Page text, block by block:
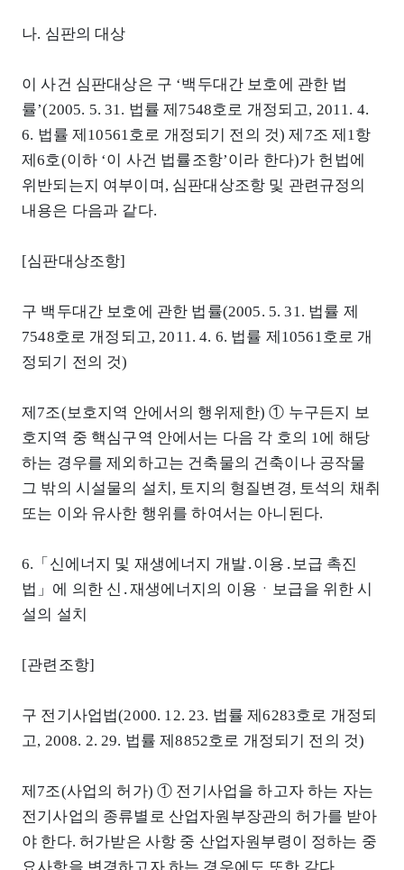
나. 심판의 대상
이 사건 심판대상은 구 ‘백두대간 보호에 관한 법
률’(2005. 5. 31. 법률 제7548호로 개정되고, 2011. 4.
6. 법률 제10561호로 개정되기 전의 것) 제7조 제1항
제6호(이하 ‘이 사건 법률조항’이라 한다)가 헌법에
위반되는지 여부이며, 심판대상조항 및 관련규정의
내용은 다음과 같다.
[심판대상조항]
구 백두대간 보호에 관한 법률(2005. 5. 31. 법률 제
7548호로 개정되고, 2011. 4. 6. 법률 제10561호로 개
정되기 전의 것)
제7조(보호지역 안에서의 행위제한) ① 누구든지 보
호지역 중 핵심구역 안에서는 다음 각 호의 1에 해당
하는 경우를 제외하고는 건축물의 건축이나 공작물
그 밖의 시설물의 설치, 토지의 형질변경, 토석의 채취
또는 이와 유사한 행위를 하여서는 아니된다.
6.「신에너지 및 재생에너지 개발․이용․보급 촉진
법」에 의한 신․재생에너지의 이용ㆍ보급을 위한 시
설의 설치
[관련조항]
구 전기사업법(2000. 12. 23. 법률 제6283호로 개정되
고, 2008. 2. 29. 법률 제8852호로 개정되기 전의 것)
제7조(사업의 허가) ① 전기사업을 하고자 하는 자는
전기사업의 종류별로 산업자원부장관의 허가를 받아
야 한다. 허가받은 사항 중 산업자원부령이 정하는 중